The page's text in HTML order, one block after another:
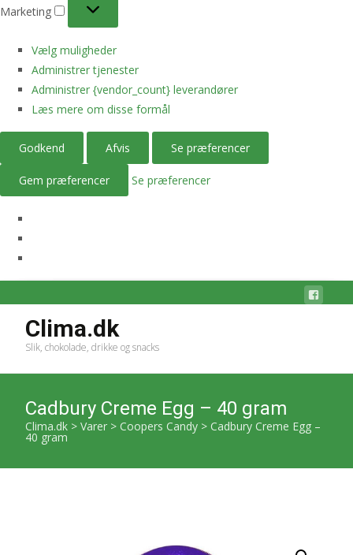
Marketing
Vælg muligheder
Administrer tjenester
Administrer {vendor_count} leverandører
Læs mere om disse formål
Godkend Afvis Se præferencer
Gem præferencer Se præferencer
Clima.dk
Slik, chokolade, drikke og snacks
Cadbury Creme Egg – 40 gram
Clima.dk > Varer > Coopers Candy > Cadbury Creme Egg –
40 gram